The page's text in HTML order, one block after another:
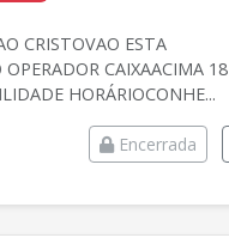
CRISTOVAO ESTA
CAIXAACIMA 18
HORÁRIOCONHE...
Encerrada